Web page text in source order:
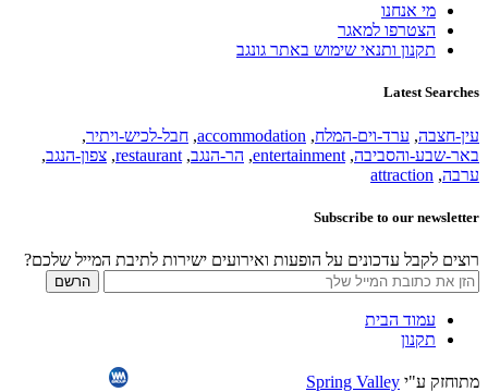
מי אנחנו
הצטרפו למאגר
תקנון ותנאי שימוש באתר גונגב
Latest Searches
עין-חצבה, ערד-וים-המלח,
accommodation
, חבל-לכיש-ויתיר,
באר-שבע-והסביבה,
entertainment
, הר-הנגב,
restaurant
, צפון-הנגב,
ערבה,
attraction
Subscribe to our newsletter
רוצים לקבל עדכונים על הופעות ואירועים ישירות לתיבת המייל שלכם?
עמוד הבית
תקנון
מתוחזק ע"י Spring Valley